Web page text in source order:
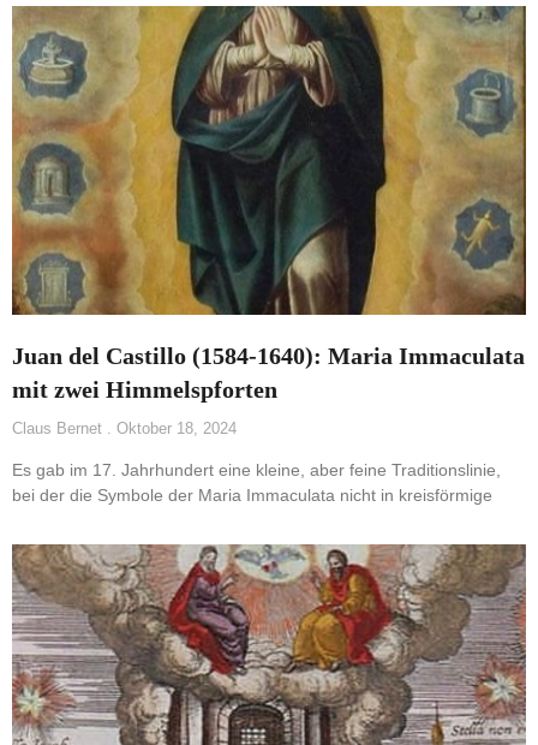
Juan del Castillo (1584-1640): Maria Immaculata
mit zwei Himmelspforten
Claus Bernet Oktober 18, 2024
Es gab im 17. Jahrhundert eine kleine, aber feine Traditionslinie,
bei der die Symbole der Maria Immaculata nicht in kreisförmige